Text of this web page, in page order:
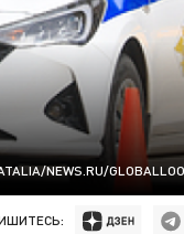
NEWS.RU/